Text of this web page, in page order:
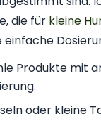
die für kleine
einfache
Produkte mit
oder kleine